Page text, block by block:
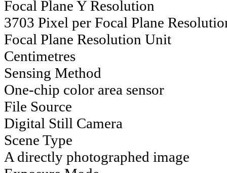
Focal Plane Y Resolution
3703 Pixel per Focal Plane
Focal Plane Resolution Unit
Centimetres
Sensing Method
One-chip color area sensor
File Source
Digital Still Camera
Scene Type
A directly photographed image